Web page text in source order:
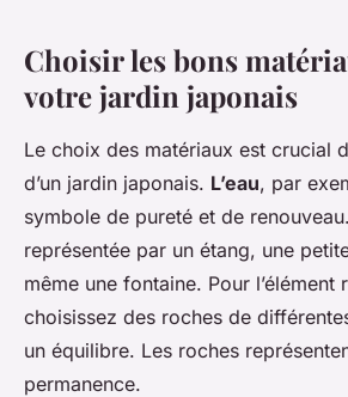
Choisir les bons
votre jardin japonais
Le choix des matériaux est crucial
d’un jardin japonais. L’eau, par
symbole de pureté et de
représentée par un étang, une
même une fontaine. Pour l’élément
choisissez des roches de
un équilibre. Les roches
permanence.